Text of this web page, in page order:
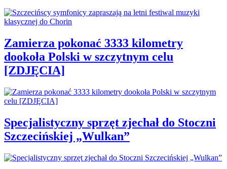
Zamierza pokonać 3333 kilometry
dookoła Polski w szczytnym celu
[ZDJĘCIA]
Specjalistyczny sprzęt zjechał do Stoczni
Szczecińskiej „Wulkan”